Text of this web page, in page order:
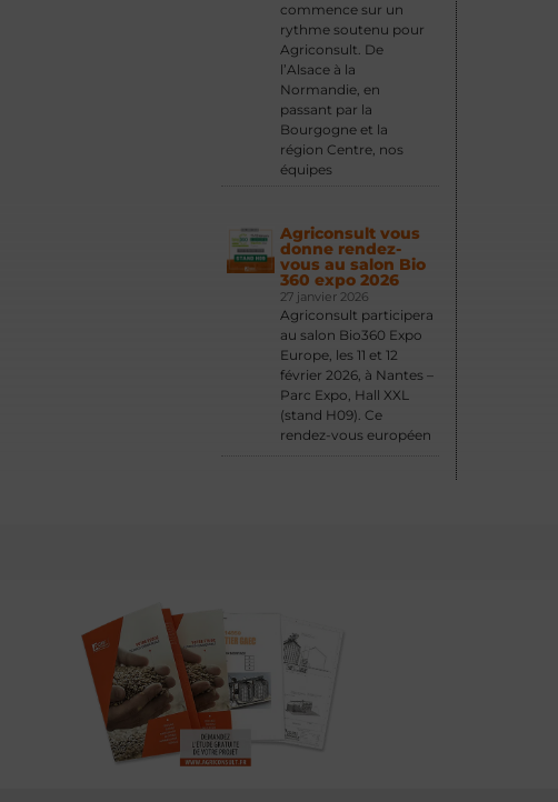
commence sur un
rythme soutenu pour
Agriconsult. De
l’Alsace à la
Normandie, en
passant par la
Bourgogne et la
région Centre, nos
équipes
Agriconsult vous
donne rendez-
vous au salon Bio
360 expo 2026
27 janvier 2026
Agriconsult participera
au salon Bio360 Expo
Europe, les 11 et 12
février 2026, à Nantes –
Parc Expo, Hall XXL
(stand H09). Ce
rendez-vous européen